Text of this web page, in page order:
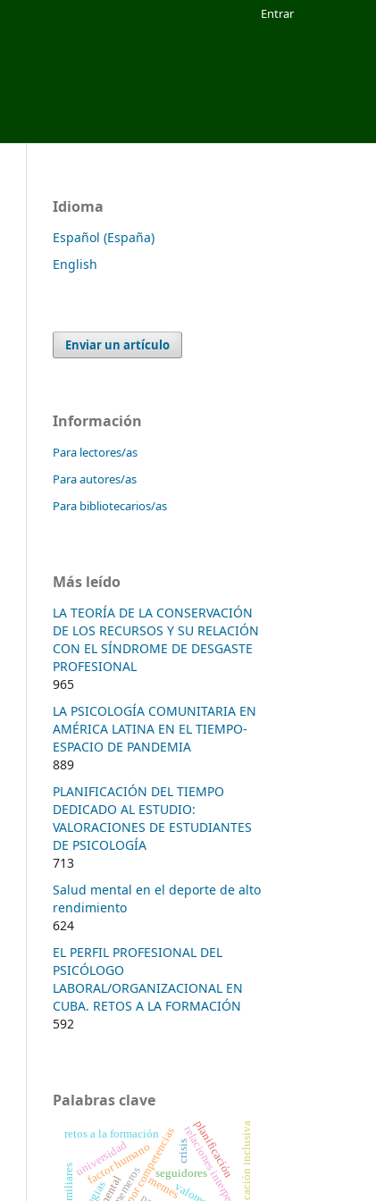
Entrar
Idioma
Español (España)
English
Enviar un artículo
Información
Para lectores/as
Para autores/as
Para bibliotecarios/as
Más leído
LA TEORÍA DE LA CONSERVACIÓN
DE LOS RECURSOS Y SU RELACIÓN
CON EL SÍNDROME DE DESGASTE
PROFESIONAL
965
LA PSICOLOGÍA COMUNITARIA EN
AMÉRICA LATINA EN EL TIEMPO-
ESPACIO DE PANDEMIA
889
PLANIFICACIÓN DEL TIEMPO
DEDICADO AL ESTUDIO:
VALORACIONES DE ESTUDIANTES
DE PSICOLOGÍA
713
Salud mental en el deporte de alto
rendimiento
624
EL PERFIL PROFESIONAL DEL
PSICÓLOGO
LABORAL/ORGANIZACIONAL EN
CUBA. RETOS A LA FORMACIÓN
592
Palabras clave
retos a la formación
factor humano
memes
memeros seguidores
valores
planificación
universidad educación inclusiva
crisis